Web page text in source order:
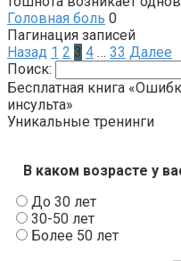
Головная боль 0
Пагинация записей
Назад 1 2 3 4 … 33 Далее
Поиск:
Бесплатная книга
инсульта»
Уникальные тренинги
В каком возрасте у
До 30 лет
30-50 лет
Более 50 лет